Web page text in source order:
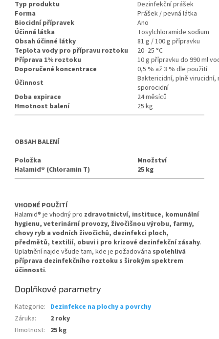
Typ produktu
Dezinfekční prášek
Forma
Prášek / pevná látka
Biocidní přípravek
Ano
Účinná látka
Tosylchloramide sodium
Obsah účinné látky
81 g / 100 g přípravku
Teplota vody pro přípravu roztoku
20–25 °C
Příprava 1% roztoku
10 g přípravku do 990 ml
Doporučené koncentrace
0,5 % až 3 % dle použití
Účinnost
Baktericidní, plně
sporocidní
Doba expirace
24 měsíců
Hmotnost balení
25 kg
OBSAH BALENÍ
Položka
Množství
Halamid® (Chloramin T)
25 kg
VHODNÉ POUŽITÍ
Halamid® je vhodný pro zdravotnictví, instituce, komunální
hygienu, veterinární provozy, živočišnou výrobu, farmy,
chovy ryb a vodních živočichů, dezinfekci ploch,
předmětů, textilií, obuvi i pro krizové dezinfekční zásahy.
Uplatnění najde všude tam, kde je požadována spolehlivá
příprava dezinfekčního roztoku s širokým spektrem
účinnosti.
Doplňkové parametry
Kategorie: Dezinfekce na plochy a povrchy
Záruka:
2 roky
Hmotnost: 25 kg